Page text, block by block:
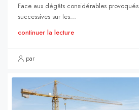
Face aux dégâts considérables
successives sur les...
continuer la lecture
par